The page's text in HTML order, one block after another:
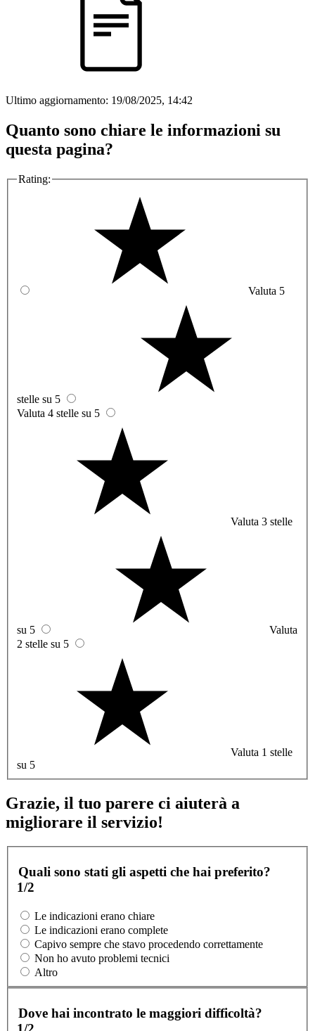
Ultimo aggiornamento: 19/08/2025, 14:42
Quanto sono chiare le informazioni su
questa pagina?
Rating:
Valuta 5
stelle su 5
Valuta 4 stelle su 5
Valuta 3 stelle
su 5
Valuta
2 stelle su 5
Valuta 1 stelle
su 5
Grazie, il tuo parere ci aiuterà a
migliorare il servizio!
Quali sono stati gli aspetti che hai preferito?
1/2
Le indicazioni erano chiare
Le indicazioni erano complete
Capivo sempre che stavo procedendo correttamente
Non ho avuto problemi tecnici
Altro
Dove hai incontrato le maggiori difficoltà?